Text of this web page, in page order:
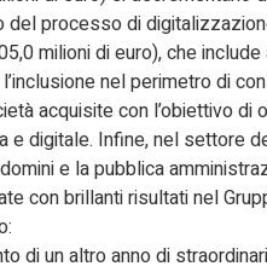
processo di
milioni di euro), che
nel perimetro di
acquisite con l’obiettivo
e digitale. Infine, nel settore
e la pubblica
con brillanti risultati nel
di un altro anno di